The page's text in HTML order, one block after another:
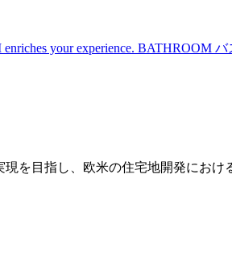
your experience. BATHROOM バ
を目指し、欧米の住宅地開発におけ